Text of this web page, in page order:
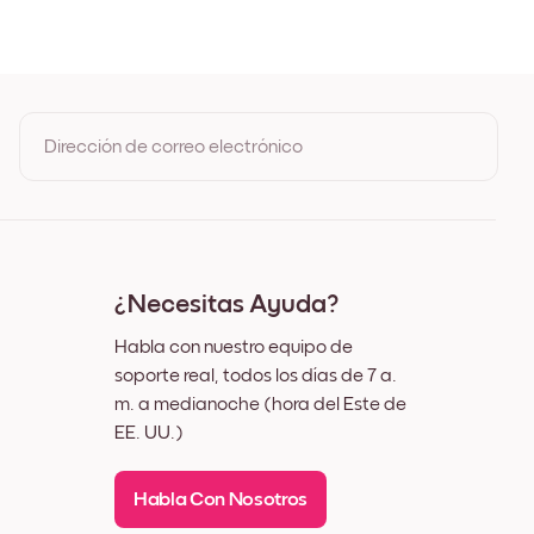
Lienzo
Dirección de correo electrónico
¿Necesitas Ayuda?
Habla con nuestro equipo de
soporte real, todos los días de 7 a.
m. a medianoche (hora del Este de
EE. UU.)
Habla Con Nosotros